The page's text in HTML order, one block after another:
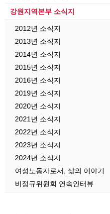
강원지역본부 소식지
2012년 소식지
2013년 소식지
2014년 소식지
2015년 소식지
2016년 소식지
2019년 소식지
2020년 소식지
2021년 소식지
2022년 소식지
2023년 소식지
2024년 소식지
여성노동자로서, 삶의 이야기
비정규위원회 연속인터뷰